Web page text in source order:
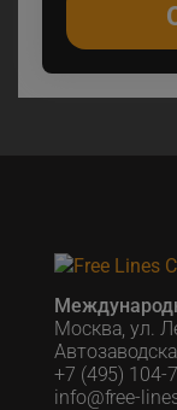
Москва, ул.
+7 (495) 104-
info@free-